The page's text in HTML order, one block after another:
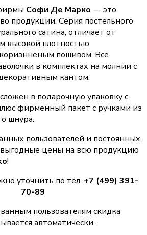
Софи Де Марко — это
продукции. Серия постельного
сатина, отличает от
высокой плотностью
пошивом. Все
в комплектах на молнии с
кантом.
в подарочную упаковку с
фирменный пакет с ручками из
шнура.
пользователей и постоянных
выгодные цены на всю продукцию
!
уточнить по тел. +7 (499) 391-
70-89
пользователям скидка
автоматически.